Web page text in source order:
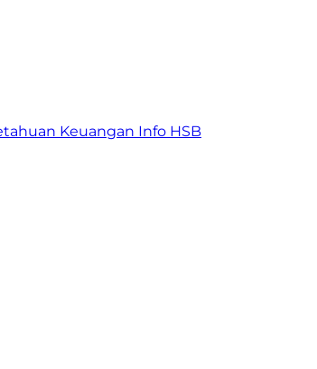
Keuangan Info HSB